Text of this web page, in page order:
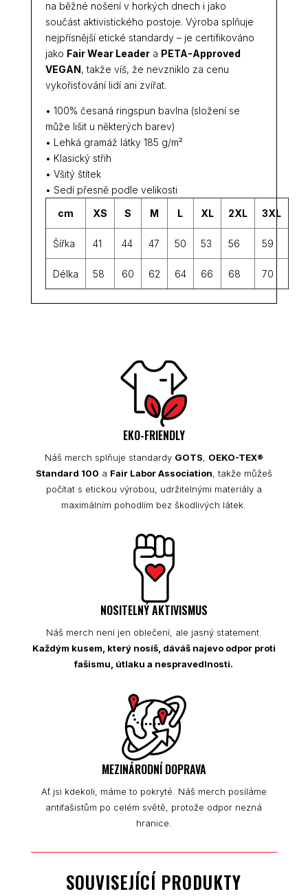
na běžné nošení v horkých dnech i jako
součást aktivistického postoje. Výroba splňuje
nejpřísnější etické standardy – je certifikováno
jako Fair Wear Leadera PETA-Approved
VEGAN, takže víš, že nevzniklo za cenu
vykořisťování lidí ani zvířat.
• 100% česaná ringspun bavlna (složení se
může lišit u některých barev)
• Lehká gramáž látky 185 g/m²
• Klasický střih
• Všitý štítek
• Sedí přesně podle velikosti
cm
XS S M L XL 2XL 3XL
Šířka 41 44 47 50 53 56 59
Délka 58 60 62 64 66 68 70
EKO-FRIENDLY
Náš merch splňuje standardy GOTS, OEKO-TEX®
Standard 100 a Fair Labor Association, takže můžeš
počítat s etickou výrobou, udržitelnými materiály a
maximálním pohodlím bez škodlivých látek.
NOSITELNÝ AKTIVISMUS
Náš merch není jen oblečení, ale jasný statement.
Každým kusem, který nosíš, dáváš najevo odpor proti
fašismu, útlaku a nespravedlnosti.
MEZINÁRODNÍ DOPRAVA
Ať jsi kdekoli, máme to pokryté. Náš merch posíláme
antifašistům po celém světě, protože odpor nezná
hranice.
SOUVISEJÍCÍ PRODUKTY